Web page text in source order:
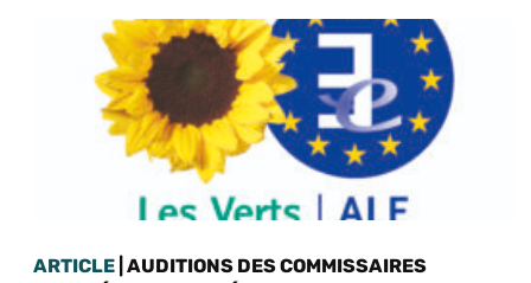
ARTICLE | AUDITIONS DES COMMISSAIRES